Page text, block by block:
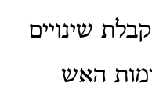
שינויים
האש